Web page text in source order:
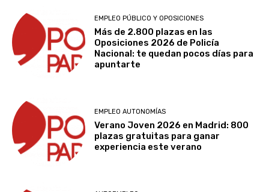
EMPLEO PÚBLICO Y OPOSICIONES
Más de 2.800 plazas en las
Oposiciones 2026 de Policía
Nacional: te quedan pocos días para
apuntarte
EMPLEO AUTONOMÍAS
Verano Joven 2026 en Madrid: 800
plazas gratuitas para ganar
experiencia este verano